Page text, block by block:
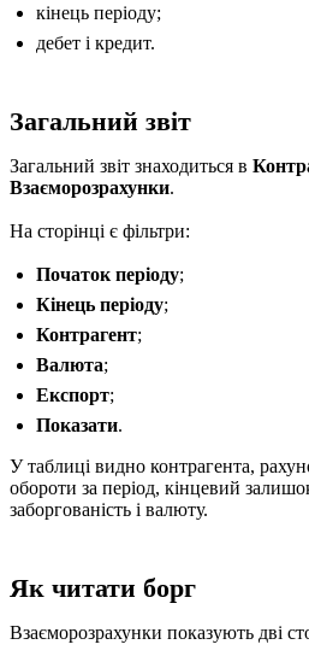
кінець періоду;
дебет і кредит.
Загальний звіт
Загальний звіт знаходиться в
Взаєморозрахунки.
На сторінці є фільтри:
Початок періоду;
Кінець періоду;
Контрагент;
Валюта;
Експорт;
Показати.
У таблиці видно контрагента,
обороти за період, кінцевий
заборгованість і валюту.
Як читати борг
Взаєморозрахунки показують дві